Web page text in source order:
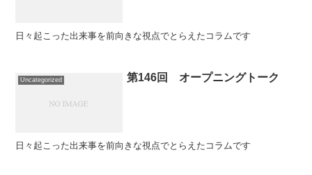
日々起こった出来事を前向きな視点でとらえたコラムです
Uncategorized 第146回 オープニングトーク
日々起こった出来事を前向きな視点でとらえたコラムです